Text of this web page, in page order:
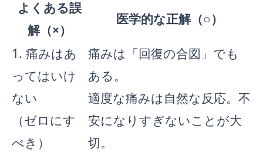
よくある誤
解（×）
医学的な正解（○）
1. 痛みはあ
ってはいけ
ない
（ゼロにす
べき）
痛みは「回復の合図」でも
ある。
適度な痛みは自然な反応。不
安になりすぎないことが大
切。